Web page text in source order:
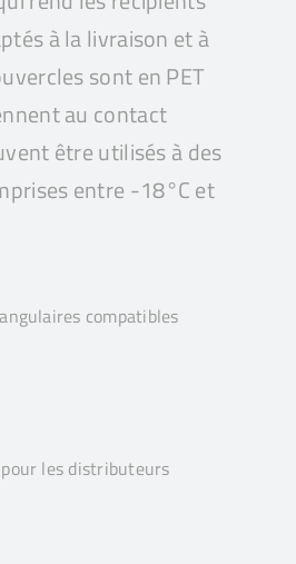
à la livraison et à
sont en PET
au contact
être utilisés à des
entre -18°C et
compatibles
les distributeurs